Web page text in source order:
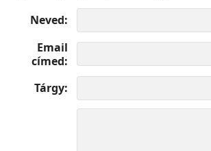
Neved
Email
címed
Tárgy